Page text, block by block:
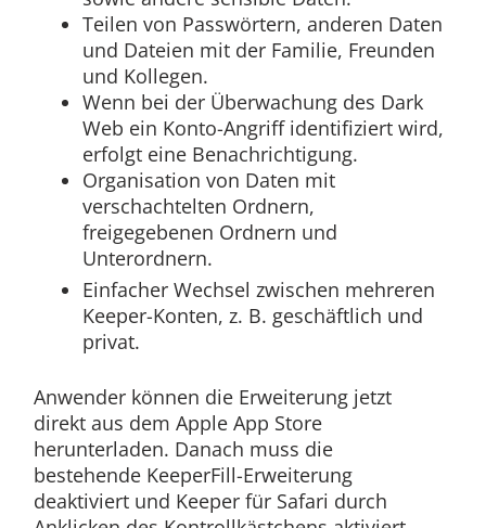
Teilen von Passwörtern, anderen Daten
und Dateien mit der Familie, Freunden
und Kollegen.
Wenn bei der Überwachung des Dark
Web ein Konto-Angriff identifiziert wird,
erfolgt eine Benachrichtigung.
Organisation von Daten mit
verschachtelten Ordnern,
freigegebenen Ordnern und
Unterordnern.
Einfacher Wechsel zwischen mehreren
Keeper-Konten, z. B. geschäftlich und
privat.
Anwender können die Erweiterung jetzt
direkt aus dem Apple App Store
herunterladen. Danach muss die
bestehende KeeperFill-Erweiterung
deaktiviert und Keeper für Safari durch